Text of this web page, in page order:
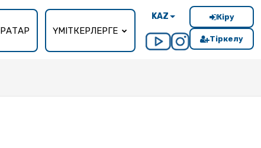
KAZ Кіру
Тіркелу
ҮМІТКЕРЛЕРГЕ